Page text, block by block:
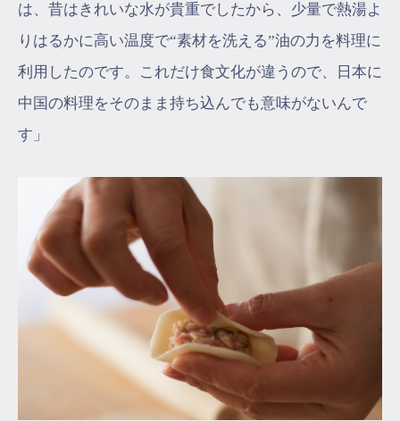
は、昔はきれいな水が貴重でしたから、少量で熱湯よ
りはるかに高い温度で“素材を洗える”油の力を料理に
利用したのです。これだけ食文化が違うので、日本に
中国の料理をそのまま持ち込んでも意味がないんで
す」